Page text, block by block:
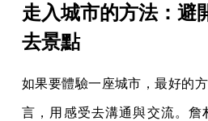
走入城市的方法：避
去景點
如果要體驗一座城市，最好的
言，用感受去溝通與交流。詹